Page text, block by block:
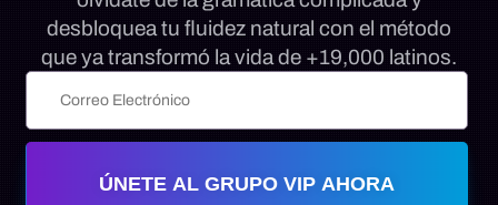
desbloquea tu fluidez natural con el método
que ya transformó la vida de +19,000 latinos.
ÚNETE AL GRUPO VIP AHORA